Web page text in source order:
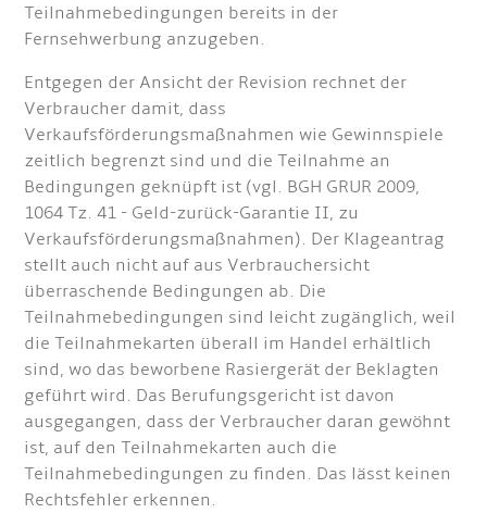
Teilnahmebedingungen bereits in der
Fernsehwerbung anzugeben.
Entgegen der Ansicht der Revision rechnet der
Verbraucher damit, dass
Verkaufsförderungsmaßnahmen wie Gewinnspiele
zeitlich begrenzt sind und die Teilnahme an
Bedingungen geknüpft ist (vgl. BGH GRUR 2009,
1064 Tz. 41 - Geld-zurück-Garantie II, zu
Verkaufsförderungsmaßnahmen). Der Klageantrag
stellt auch nicht auf aus Verbrauchersicht
überraschende Bedingungen ab. Die
Teilnahmebedingungen sind leicht zugänglich, weil
die Teilnahmekarten überall im Handel erhältlich
sind, wo das beworbene Rasiergerät der Beklagten
geführt wird. Das Berufungsgericht ist davon
ausgegangen, dass der Verbraucher daran gewöhnt
ist, auf den Teilnahmekarten auch die
Teilnahmebedingungen zu finden. Das lässt keinen
Rechtsfehler erkennen.